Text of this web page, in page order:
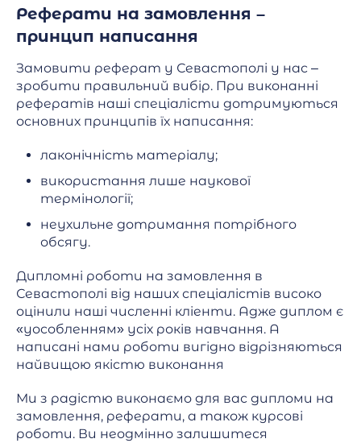
Реферати на замовлення –
принцип написання
Замовити реферат у Севастополі у нас –
зробити правильний вибір. При виконанні
рефератів наші спеціалісти дотримуються
основних принципів їх написання:
лаконічність матеріалу;
використання лише наукової
термінології;
неухильне дотримання потрібного
обсягу.
Дипломні роботи на замовлення в
Севастополі від наших спеціалістів високо
оцінили наші численні кліенти. Адже диплом є
«уособленням» усіх років навчання. А
написані нами роботи вигідно відрізняються
найвищою якістю виконання
Ми з радістю виконаємо для вас дипломи на
замовлення, реферати, а також курсові
роботи. Ви неодмінно залишитеся